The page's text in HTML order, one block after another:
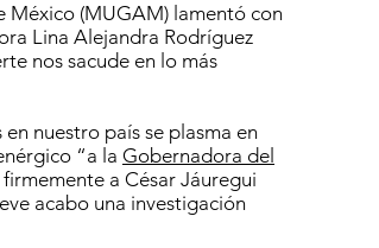
México (MUGAM) lamentó con
Lina Alejandra Rodríguez
nos sacude en lo más
nuestro país se plasma en
“a la Gobernadora del
a César Jáuregui
acabo una investigación